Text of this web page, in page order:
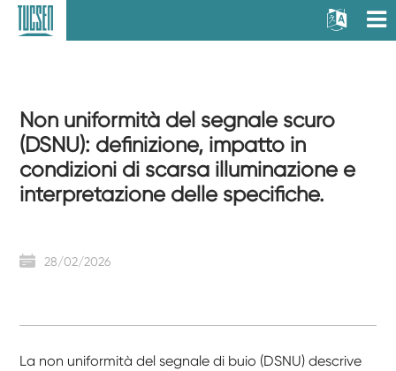
Non uniformità del segnale scuro
(DSNU): definizione, impatto in
condizioni di scarsa illuminazione e
interpretazione delle specifiche.
28/02/2026
La non uniformità del segnale di buio (DSNU) descrive